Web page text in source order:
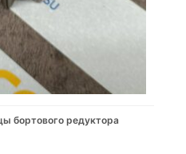
бортового редуктора